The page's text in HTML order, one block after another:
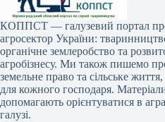
КОППСТ — галузевий портал
агросектор України:
органічне землеробство та
агробізнесу. Ми також пишемо
земельне право та сільське
для кожного господаря.
допомагають орієнтуватися в
галузі.